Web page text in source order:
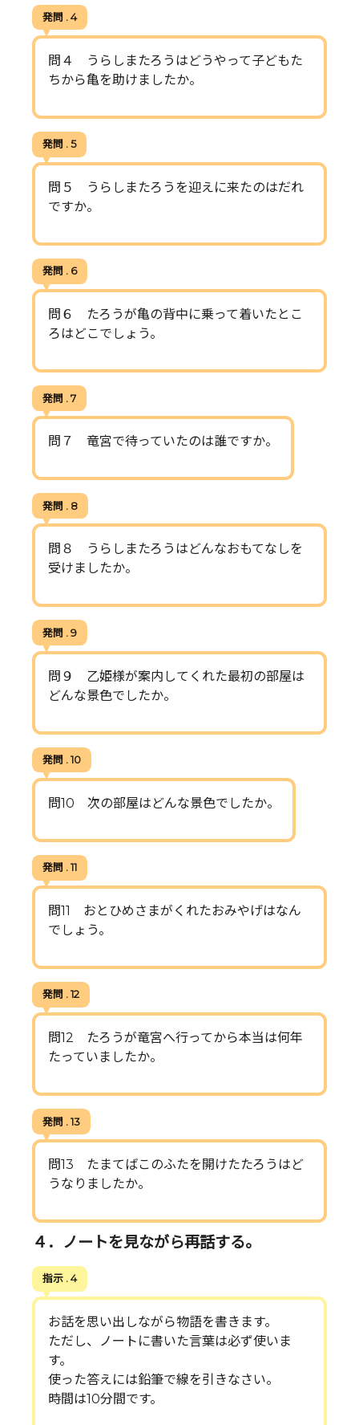
発問 . 4
問４ うらしまたろうはどうやって子どもた
ちから亀を助けましたか。
発問 . 5
問５ うらしまたろうを迎えに来たのはだれ
ですか。
発問 . 6
問６ たろうが亀の背中に乗って着いたとこ
ろはどこでしょう。
発問 . 7
問７ 竜宮で待っていたのは誰ですか。
発問 . 8
問８ うらしまたろうはどんなおもてなしを
受けましたか。
発問 . 9
問９ 乙姫様が案内してくれた最初の部屋は
どんな景色でしたか。
発問 . 10
問10 次の部屋はどんな景色でしたか。
発問 . 11
問11 おとひめさまがくれたおみやげはなん
でしょう。
発問 . 12
問12 たろうが竜宮へ行ってから本当は何年
たっていましたか。
発問 . 13
問13 たまてばこのふたを開けたたろうはど
うなりましたか。
４．ノートを見ながら再話する。
指示 . 4
お話を思い出しながら物語を書きます。
ただし、ノートに書いた言葉は必ず使いま
す。
使った答えには鉛筆で線を引きなさい。
時間は10分間です。